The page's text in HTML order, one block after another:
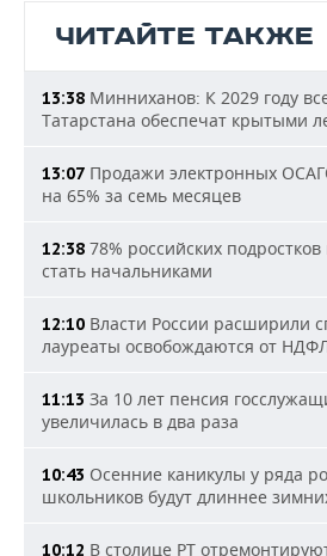
ЧИТАЙТЕ ТАКЖЕ
13:38 Минниханов: К 2029 году
Татарстана обеспечат крытыми
13:07 Продажи электронных
на 65% за семь месяцев
12:38 78% российских
стать начальниками
12:10 Власти России расширили
лауреаты освобождаются от
11:13 За 10 лет пенсия
увеличилась в два раза
10:43 Осенние каникулы у ряда
школьников будут длиннее
10:12 В столице РТ